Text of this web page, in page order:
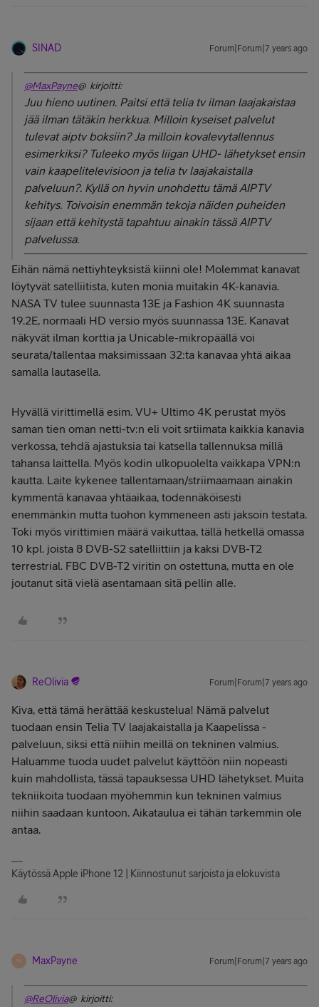
SINAD Forum|Forum|7 years ago
@MaxPayne@ kirjoitti:
Juu hieno uutinen. Paitsi että telia tv ilman laajakaistaa
jää ilman tätäkin herkkua. Milloin kyseiset palvelut
tulevat aiptv boksiin? Ja milloin kovalevytallennus
esimerkiksi? Tuleeko myös liigan UHD- lähetykset ensin
vain kaapelitelevisioon ja telia tv laajakaistalla
palveluun?. Kyllä on hyvin unohdettu tämä AIPTV
kehitys. Toivoisin enemmän tekoja näiden puheiden
sijaan että kehitystä tapahtuu ainakin tässä AIPTV
palvelussa.
Eihän nämä nettiyhteyksistä kiinni ole! Molemmat kanavat
löytyvät satelliitista, kuten monia muitakin 4K-kanavia.
NASA TV tulee suunnasta 13E ja Fashion 4K suunnasta
19.2E, normaali HD versio myös suunnassa 13E. Kanavat
näkyvät ilman korttia ja Unicable-mikropäällä voi
seurata/tallentaa maksimissaan 32:ta kanavaa yhtä aikaa
samalla lautasella.
Hyvällä virittimellä esim. VU+ Ultimo 4K perustat myös
saman tien oman netti-tv:n eli voit srtiimata kaikkia kanavia
verkossa, tehdä ajastuksia tai katsella tallennuksa millä
tahansa laittella. Myös kodin ulkopuolelta vaikkapa VPN:n
kautta. Laite kykenee tallentamaan/striimaamaan ainakin
kymmentä kanavaa yhtäaikaa, todennäköisesti
enemmänkin mutta tuohon kymmeneen asti jaksoin testata.
Toki myös virittimien määrä vaikuttaa, tällä hetkellä omassa
10 kpl. joista 8 DVB-S2 satelliittiin ja kaksi DVB-T2
terrestrial. FBC DVB-T2 viritin on ostettuna, mutta en ole
joutanut sitä vielä asentamaan sitä pellin alle.
ReOlivia Forum|Forum|7 years ago
Kiva, että tämä herättää keskustelua! Nämä palvelut
tuodaan ensin Telia TV laajakaistalla ja Kaapelissa -
palveluun, siksi että niihin meillä on tekninen valmius.
Haluamme tuoda uudet palvelut käyttöön niin nopeasti
kuin mahdollista, tässä tapauksessa UHD lähetykset. Muita
tekniikoita tuodaan myöhemmin kun tekninen valmius
niihin saadaan kuntoon. Aikataulua ei tähän tarkemmin ole
antaa.
Käytössä Apple iPhone 12 | Kiinnostunut sarjoista ja elokuvista
M MaxPayne Forum|Forum|7 years ago
@ReOlivia@ kirjoitti: